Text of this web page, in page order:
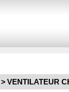
>VENTILATEUR